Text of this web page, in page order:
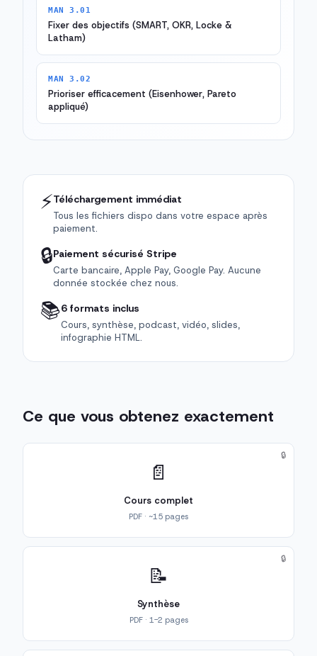
MAN 3.01
Fixer des objectifs (SMART, OKR, Locke &
Latham)
MAN 3.02
Prioriser efficacement (Eisenhower, Pareto
appliqué)
⚡Téléchargement immédiat
Tous les fichiers dispo dans votre espace après
paiement.
🔒Paiement sécurisé Stripe
Carte bancaire, Apple Pay, Google Pay. Aucune
donnée stockée chez nous.
📚6 formats inclus
Cours, synthèse, podcast, vidéo, slides,
infographie HTML.
Ce que vous obtenez exactement
📄
Cours complet
PDF · ~15 pages
🔒
📝
Synthèse
PDF · 1-2 pages
🔒